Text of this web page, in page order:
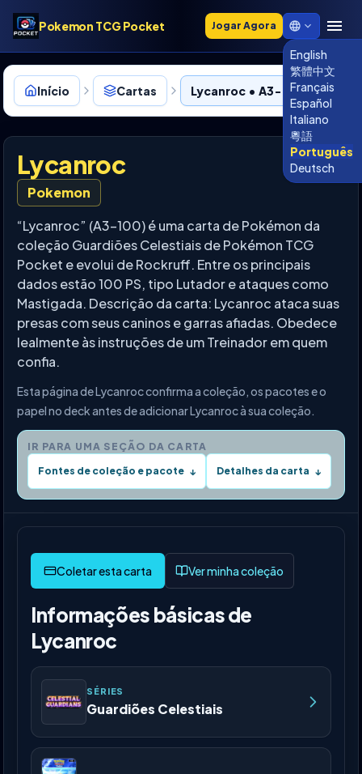
Pokemon TCG Pocket Jogar Agora
English
繁體中文
Français
Español
Italiano
粵語
Português
Deutsch
Início Cartas Lycanroc • A3-100
Lycanroc
Pokemon
“Lycanroc” (A3-100) é uma carta de Pokémon da
coleção Guardiões Celestiais de Pokémon TCG
Pocket e evolui de Rockruff. Entre os principais
dados estão 100 PS, tipo Lutador e ataques como
Mastigada. Descrição da carta: Lycanroc ataca suas
presas com seus caninos e garras afiadas. Obedece
lealmente às instruções de um Treinador em quem
confia.
Esta página de Lycanroc confirma a coleção, os pacotes e o
papel no deck antes de adicionar Lycanroc à sua coleção.
IR PARA UMA SEÇÃO DA CARTA
Fontes de coleção e pacote ↓ Detalhes da carta ↓
Ver minha coleção
Informações básicas de
Lycanroc
SÉRIES
Guardiões Celestiais